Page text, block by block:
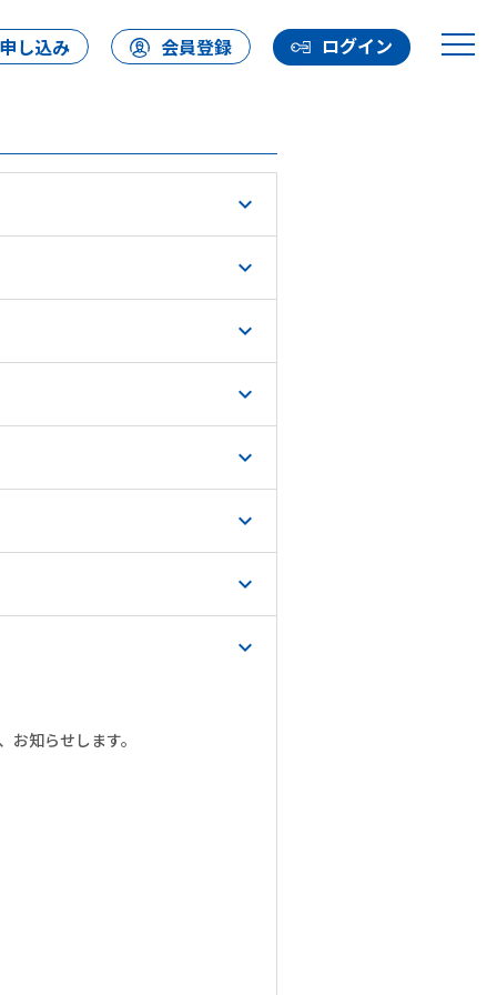
し込み 会員登録 ログイン
expand_more
expand_more
expand_more
expand_more
expand_more
expand_more
expand_more
expand_more
知らせします。